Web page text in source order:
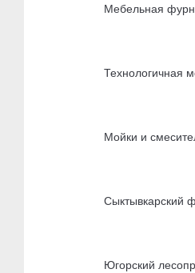
Мебельная
Технологичная
Мойки и
Сыктывкарский
Югорский